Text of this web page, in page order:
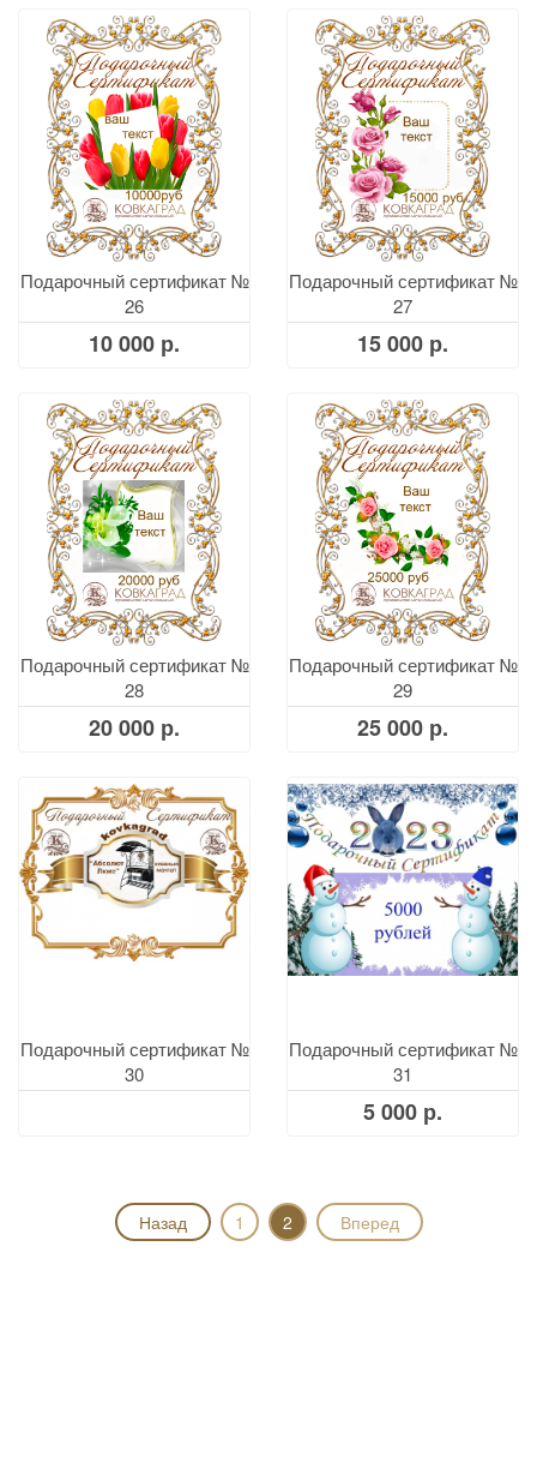
Подарочный сертификат №
26
10 000 р.
Подарочный сертификат №
27
15 000 р.
Подарочный сертификат №
28
20 000 р.
Подарочный сертификат №
29
25 000 р.
Подарочный сертификат №
30
Подарочный сертификат №
31
5 000 р.
Назад 1 2 Вперед